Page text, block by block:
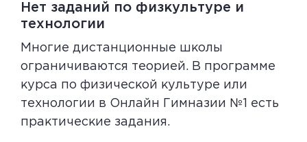
Нет заданий по физкультуре и
технологии
Многие дистанционные школы
ограничиваются теорией. В программе
курса по физической культуре или
технологии в Онлайн Гимназии №1 есть
практические задания.